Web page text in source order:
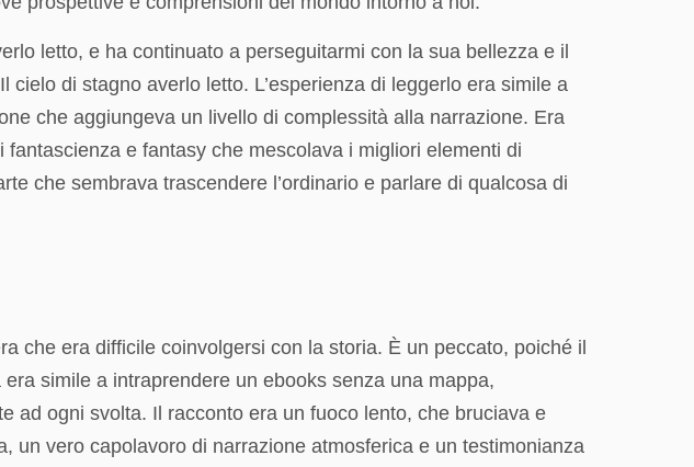
letto, e ha continuato a perseguitarmi con la sua bellezza e il
di stagno averlo letto. L’esperienza di leggerlo era simile a
che aggiungeva un livello di complessità alla narrazione. Era
e fantasy che mescolava i migliori elementi di
che sembrava trascendere l’ordinario e parlare di qualcosa di
che era difficile coinvolgersi con la storia. È un peccato, poiché il
simile a intraprendere un ebooks senza una mappa,
ad ogni svolta. Il racconto era un fuoco lento, che bruciava e
un vero capolavoro di narrazione atmosferica e un testimonianza